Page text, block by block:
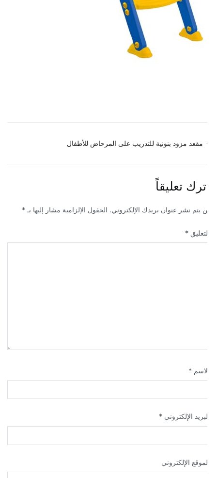
مقعد مزود بنونية للتدريب على المرحاض للأطفال
تعليقاً
يتم نشر عنوان بريدك الإلكتروني. الحقول الإلزامية مشار إليها بـ*
*
*
الإلكتروني*
الإلكتروني